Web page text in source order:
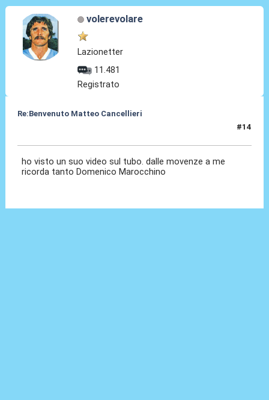
volerevolare
Lazionetter
11.481
Registrato
Re:Benvenuto Matteo Cancellieri
#14
ho visto un suo video sul tubo. dalle movenze a me
ricorda tanto Domenico Marocchino